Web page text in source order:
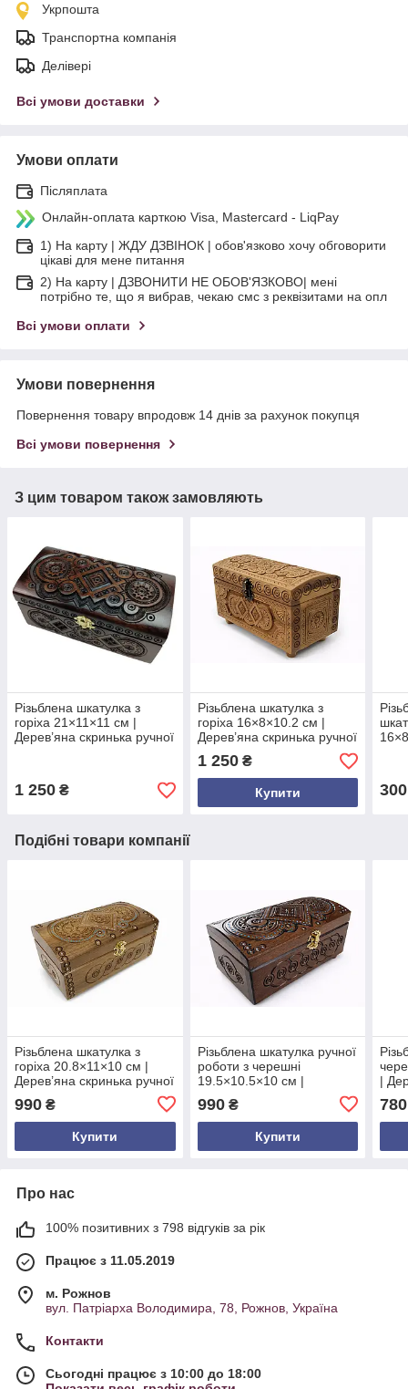
Укрпошта
Транспортна компанія
Делівері
Всі умови доставки
Умови оплати
Післяплата
Онлайн-оплата карткою Visa, Mastercard - LiqPay
1) На карту | ЖДУ ДЗВІНОК | обов'язково хочу обговорити
цікаві для мене питання
2) На карту | ДЗВОНИТИ НЕ ОБОВ'ЯЗКОВО| мені
потрібно те, що я вибрав, чекаю смс з реквізитами на опл
Всі умови оплати
Умови повернення
Повернення товару впродовж 14 днів за рахунок покупця
Всі умови повернення
З цим товаром також замовляють
Різьблена шкатулка з
горіха 21×11×11 см |
Дерев’яна скринька ручної
1 250 ₴
Різьблена шкатулка з
горіха 16×8×10.2 см |
Дерев’яна скринька ручної
роботи | Натуральний
подарунок з Карпат з
оксамитовим дном
1 250₴
Купити 300
Подібні товари компанії
Різьблена шкатулка з
горіха 20.8×11×10 см |
Дерев’яна скринька ручної
Карпат
990 ₴
Купити
Різьблена шкатулка ручної
роботи з черешні
19.5×10.5×10 см |
інкрустацією | Подарунок з
Карпат
990₴
Купити
|
780
Про нас
100% позитивних з 798 відгуків за рік
Працює з 11.05.2019
м. Рожнов
вул. Патріарха Володимира, 78, Рожнов, Україна
Контакти
Сьогодні працює з 10:00 до 18:00